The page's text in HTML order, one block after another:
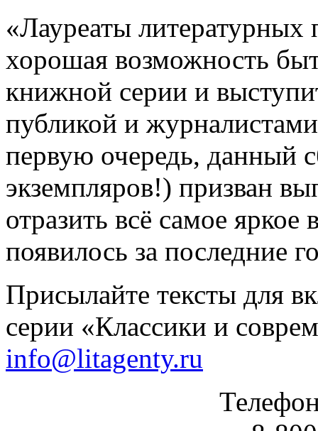
«Лауреаты
хорошая возможность
книжной серии и
публикой и
первую очередь, данный
экземпляров!) призван
отразить всё самое
появилось за последние
Присылайте тексты для
серии «Классики и
info@litagenty.ru